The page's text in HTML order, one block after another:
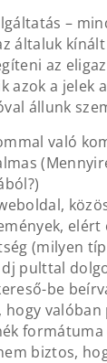
–
általuk
az
azok a jelek
állunk
való
elért
(milyen
pulttal
be
valóban
biztos,